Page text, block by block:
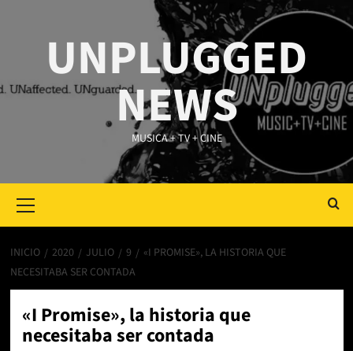
UNPLUGGED
NEWS
MUSICA + TV + CINE
Menu
INICIO 2020 JULIO 9
«I PROMISE», LA HISTORIA QUE
NECESITABA SER CONTADA
«I Promise», la historia que
necesitaba ser contada